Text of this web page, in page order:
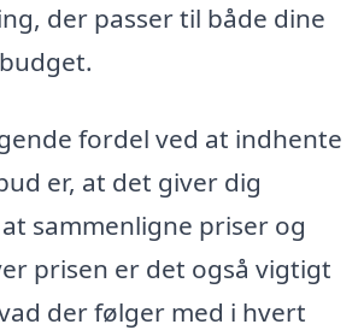
der passer til både dine
fordel ved at indhente
er, at det giver dig
sammenligne priser og
prisen er det også vigtigt
der følger med i hvert